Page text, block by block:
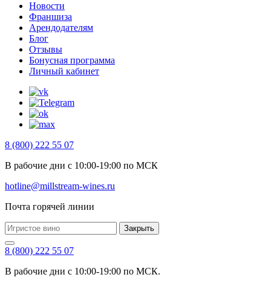
Новости
Франшиза
Арендодателям
Блог
Отзывы
Бонусная программа
Личный кабинет
8 (800) 222 55 07
В рабочие дни с 10:00-19:00 по МСК
hotline@millstream-wines.ru
Почта горячей линии
Закрыть
8 (800) 222 55 07
В рабочие дни с 10:00-19:00 по МСК.